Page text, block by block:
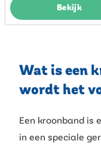
Bekijk
Wat is een
wordt het
Een kroonband is
in een speciale